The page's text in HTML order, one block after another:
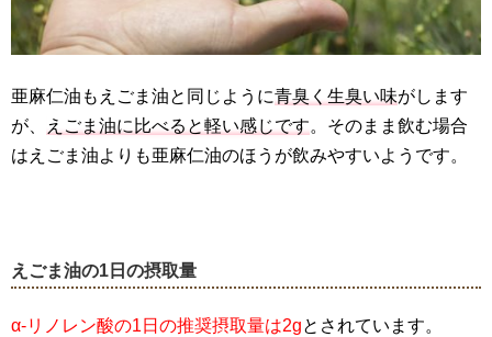
亜麻仁油もえごま油と同じように青臭く生臭い味がします
が、
えごま油に比べると軽い感じです。そのまま飲む場合
はえごま油よりも亜麻仁油のほうが飲みやすいようです。
えごま油の1 日の摂取量
α-リノレン酸の1日の推奨摂取量は2gとされています。